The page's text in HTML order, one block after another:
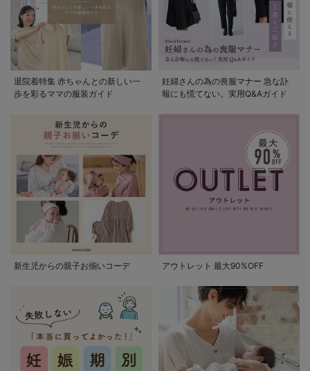
退院着特集 赤ちゃんとの新しい一
歩を彩るママの服装ガイド
妊婦さんの為の喪服マナー 急な訃
報にも慌てない。実用Q&Aガイド
新生児からの親子お揃いコーデ アウトレット 最大90%OFF